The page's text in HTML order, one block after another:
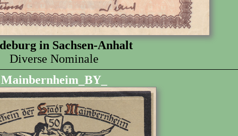
in Sachsen-Anhalt
Diverse Nominale
Mainbernheim_BY_